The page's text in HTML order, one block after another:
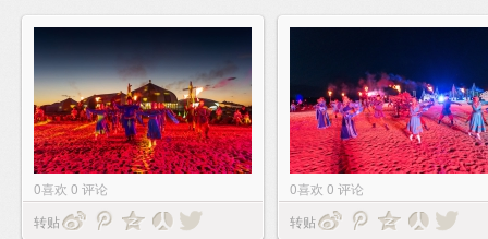
0喜欢 0 评论
转贴
0喜欢 0 评论
转贴